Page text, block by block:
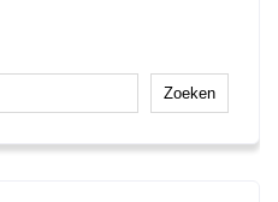
Zoeken